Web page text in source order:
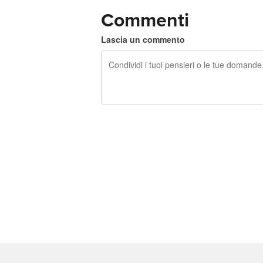
Commenti
Lascia un commento